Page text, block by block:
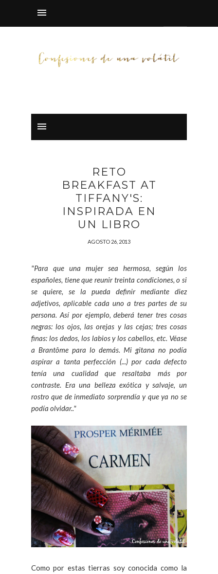
RETO
BREAKFAST AT
TIFFANY'S:
INSPIRADA EN
UN LIBRO
AGOSTO 26, 2013
"Para que una mujer sea hermosa, según los
españoles, tiene que reunir treinta condiciones, o si
se quiere, se la pueda definir mediante diez
adjetivos, aplicable cada uno a tres partes de su
persona. Así por ejemplo, deberá tener tres cosas
negras: los ojos, las orejas y las cejas; tres cosas
finas: los dedos, los labios y los cabellos, etc. Véase
a Brantôme para lo demás. Mi gitana no podía
aspirar a tanta perfección (...) por cada defecto
tenía una cualidad que resaltaba más por
contraste. Era una belleza exótica y salvaje, un
rostro que de inmediato sorprendía y que ya no se
podía olvidar.."
Como por estas tierras soy conocida como la